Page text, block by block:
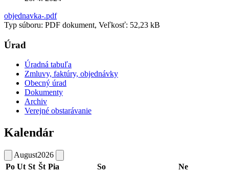
objednavka-.pdf
Typ súboru: PDF dokument, Veľkosť: 52,23 kB
Úrad
Úradná tabuľa
Zmluvy, faktúry, objednávky
Obecný úrad
Dokumenty
Archiv
Verejné obstarávanie
Kalendár
August2026
Po Ut St Št Pia So Ne